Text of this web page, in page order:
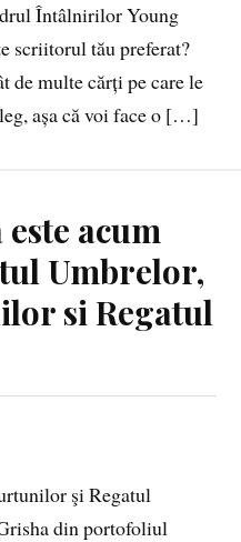
Întâlnirilor Young
scriitorul tău preferat?
de multe cărți pe care le
așa că voi face o […]
acum
Umbrelor,
si Regatul
şi Regatul
din portofoliul